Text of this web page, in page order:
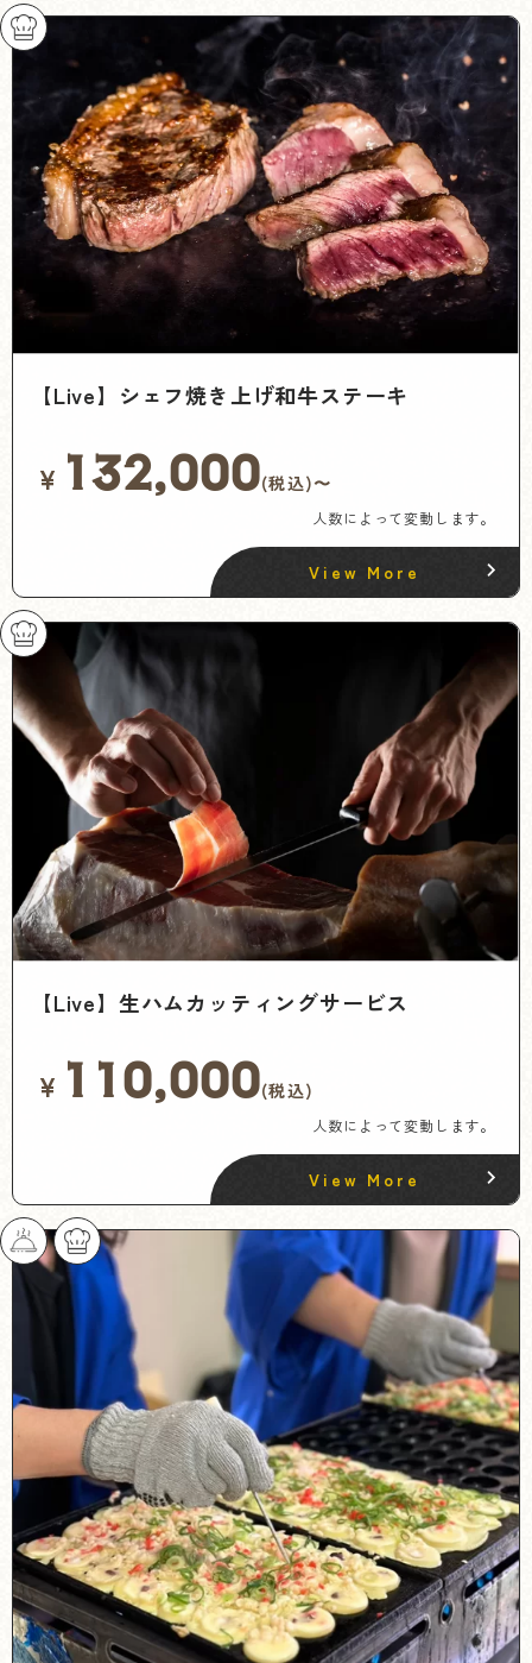
【Live】シェフ焼き上げ和牛ステーキ
¥ 132,000(税込)〜
人数によって変動します。
View More
【Live】生ハムカッティングサービス
¥ 110,000(税込)
人数によって変動します。
View More